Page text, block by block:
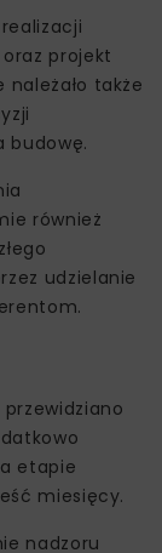
projekt
należało także
budowę.
również
udzielanie
etapie
miesięcy.
nadzoru